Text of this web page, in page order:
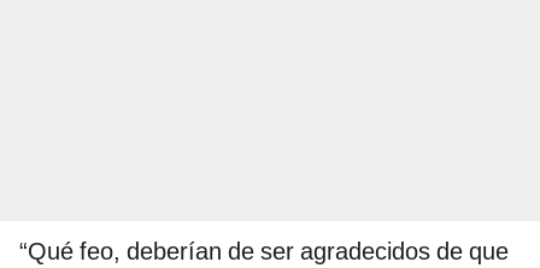
“Qué feo, deberían de ser agradecidos de que